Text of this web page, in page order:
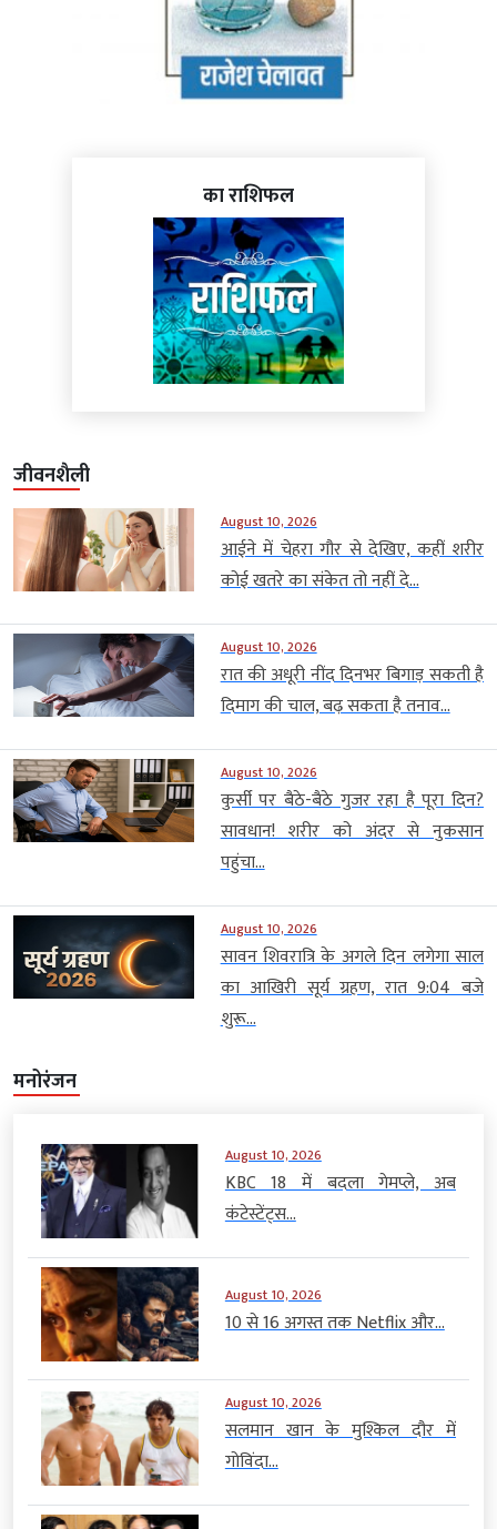
का राशिफल
जीवनशैली
August 10, 2026
आईने में चेहरा गौर से देखिए, कहीं शरीर
कोई खतरे का संकेत तो नहीं दे...
August 10, 2026
रात की अधूरी नींद दिनभर बिगाड़ सकती है
दिमाग की चाल, बढ़ सकता है तनाव...
August 10, 2026
कुर्सी पर बैठे-बैठे गुजर रहा है पूरा दिन?
सावधान! शरीर को अंदर से नुकसान
पहुंचा...
August 10, 2026
सावन शिवरात्रि के अगले दिन लगेगा साल
का आखिरी सूर्य ग्रहण, रात 9:04 बजे
शुरू...
मनोरंजन
August 10, 2026
KBC 18 में बदला गेमप्ले, अब
कंटेस्टेंट्स...
August 10, 2026
10 से 16 अगस्त तक Netflix और...
August 10, 2026
सलमान खान के मुश्किल दौर में
गोविंदा...